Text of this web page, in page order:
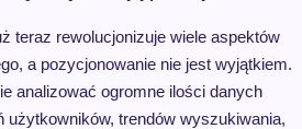
teraz rewolucjonizuje wiele aspektów
a pozycjonowanie nie jest wyjątkiem.
analizować ogromne ilości danych
użytkowników, trendów wyszukiwania,